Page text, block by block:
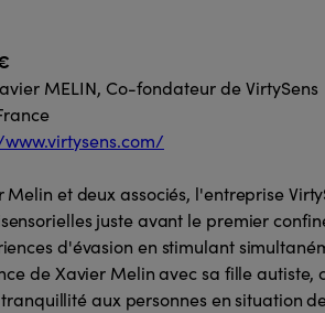
MELIN, Co-fondateur de VirtySens
Melin et deux associés, l'entreprise
juste avant le premier
d'évasion en stimulant
de Xavier Melin avec sa fille autiste,
aux personnes en situation